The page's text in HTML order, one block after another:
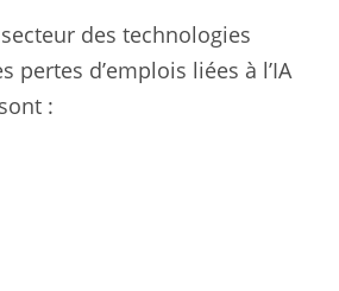
des technologies
d’emplois liées à l’IA
: